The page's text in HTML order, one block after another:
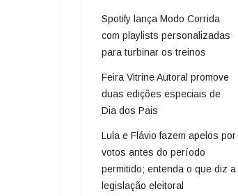
Spotify lança Modo Corrida
com playlists personalizadas
para turbinar os treinos
Feira Vitrine Autoral promove
duas edições especiais de
Dia dos Pais
Lula e Flávio fazem apelos por
votos antes do período
permitido; entenda o que diz a
legislação eleitoral